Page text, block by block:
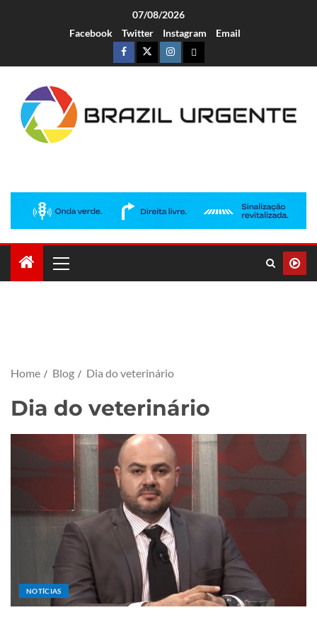
07/08/2026
Facebook
Twitter Instagram Email
Home Blog Dia do veterinário
Dia do veterinário
NOTÍCIAS